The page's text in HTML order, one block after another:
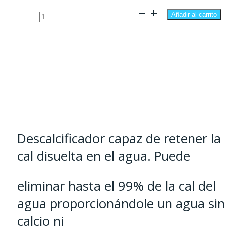
Descalcificador
Añadir al carrito
Descalcificador capaz de retener la
cal disuelta en el agua. Puede
eliminar hasta el 99% de la cal del
agua proporcionándole un agua sin
calcio ni